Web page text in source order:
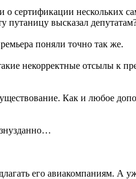
нескольких
путаницу высказал
поняли точно так же.
некорректные отсылы к
Как и любое
его авиакомпаниям. А